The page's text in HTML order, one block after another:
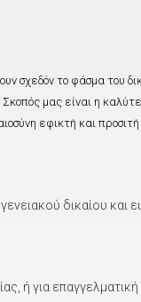
σχεδόν το φάσμα του
μας είναι η
εφικτή και προσιτή
δικαίου και
ή για